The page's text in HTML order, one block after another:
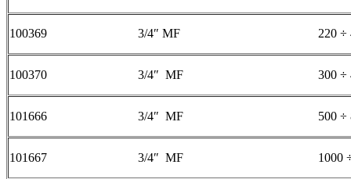
100369 3/4″ MF 220 ÷
100370 3/4″ MF 300 ÷
101666 3/4″ MF 500 ÷
101667 3/4″ MF 1000 ÷